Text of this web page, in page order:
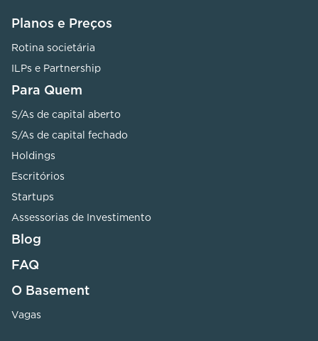
Planos e Preços
Rotina societária
ILPs e Partnership
Para Quem
S/As de capital aberto
S/As de capital fechado
Holdings
Escritórios
Startups
Assessorias de Investimento
Blog
FAQ
O Basement
Vagas